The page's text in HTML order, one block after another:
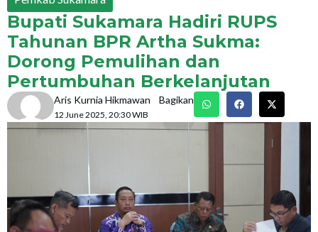
Bupati Sukamara Hadiri RUPS
Tahunan BPR Artha Sukma:
Dorong Pemulihan dan
Pertumbuhan Berkelanjutan
Aris Kurnia Hikmawan
12 June 2025, 20:30 WIB
Bagikan